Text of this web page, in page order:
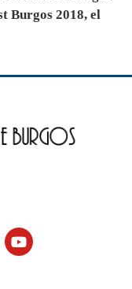
Burgos 2018, el